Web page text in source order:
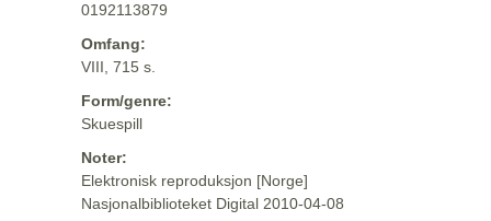
0192113879
Omfang:
VIII, 715 s.
Form/genre:
Skuespill
Noter:
Elektronisk reproduksjon [Norge]
Nasjonalbiblioteket Digital 2010-04-08